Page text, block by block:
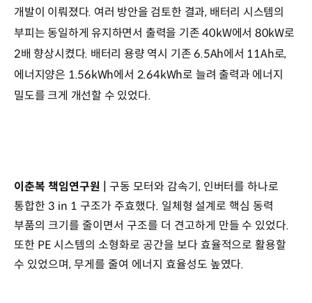
개발이 이뤄졌다. 여러 방안을 검토한 결과, 배터리 시스템의
부피는 동일하게 유지하면서 출력을 기존 40kW에서 80kW로
2배 향상시켰다. 배터리 용량 역시 기존 6.5Ah에서 11Ah로,
에너지양은 1.56kWh에서 2.64kWh로 늘려 출력과 에너지
밀도를 크게 개선할 수 있었다.
이춘복 책임연구원 | 구동 모터와 감속기, 인버터를 하나로
통합한 3 in 1 구조가 주효했다. 일체형 설계로 핵심 동력
부품의 크기를 줄이면서 구조를 더 견고하게 만들 수 있었다.
또한 PE 시스템의 소형화로 공간을 보다 효율적으로 활용할
수 있었으며, 무게를 줄여 에너지 효율성도 높였다.